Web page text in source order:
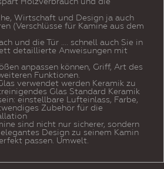
Wirtschaft und Design ja auch
(Verschlüsse für Kamine aus dem
und die Tür .... schnell auch Sie in
detaillierte Anweisungen mit
anpassen können, Griff, Art des
Funktionen.
verwendet werden Keramik zu
Glas Standard Keramik
einstellbare Lufteinlass, Farbe,
Zubehör für die
sind nicht nur sicherer, sondern
Design zu seinem Kamin
passen. Umwelt.